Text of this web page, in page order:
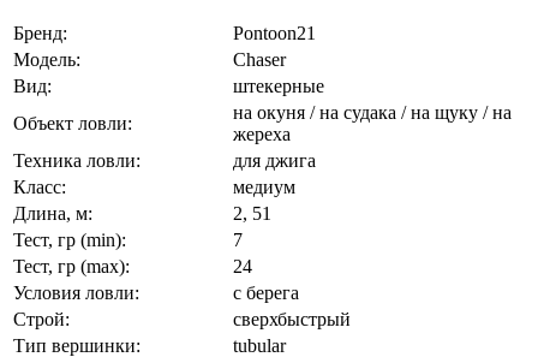
Бренд:
Pontoon21
Модель:
Chaser
Вид:
штекерные
Объект ловли:
на окуня / на судака / на щуку / на
жереха
Техника ловли:
для джига
Класс:
медиум
Длина, м:
2, 51
Тест, гр (min):
7
Тест, гр (max):
24
Условия ловли:
с берега
Строй:
сверхбыстрый
Тип вершинки:
tubular